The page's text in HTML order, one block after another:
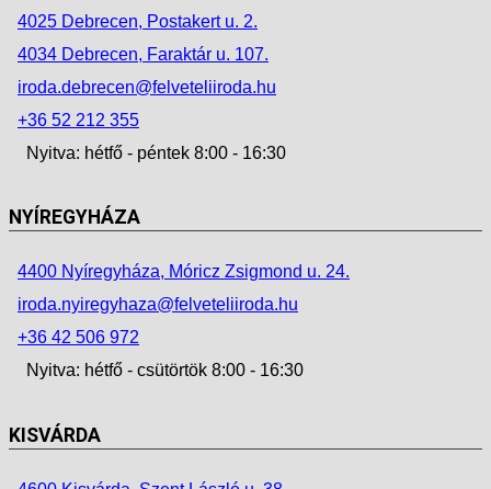
4025 Debrecen, Postakert u. 2.
4034 Debrecen, Faraktár u. 107.
iroda.debrecen@felveteliiroda.hu
+36 52 212 355
Nyitva: hétfő - péntek 8:00 - 16:30
NYÍREGYHÁZA
4400 Nyíregyháza, Móricz Zsigmond u. 24.
iroda.nyiregyhaza@felveteliiroda.hu
+36 42 506 972
Nyitva: hétfő - csütörtök 8:00 - 16:30
KISVÁRDA